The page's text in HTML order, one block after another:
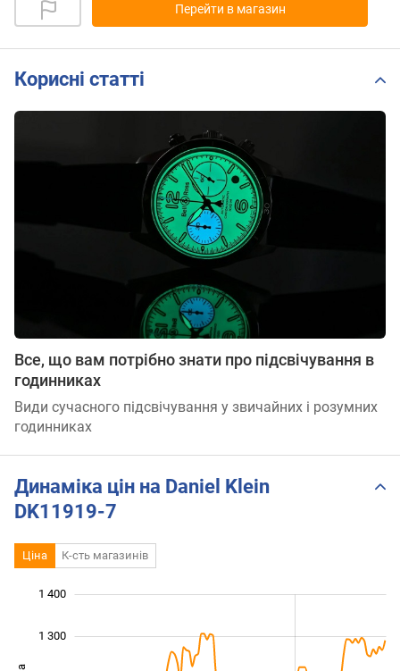
Перейти в магазин
Корисні статті
Все, що вам потрібно знати про підсвічування в
годинниках
Види сучасного підсвічування у звичайних і розумних
годинниках
Динаміка цін на Daniel Klein
DK11919-7
Ціна К-сть магазинів
1 400
1 300